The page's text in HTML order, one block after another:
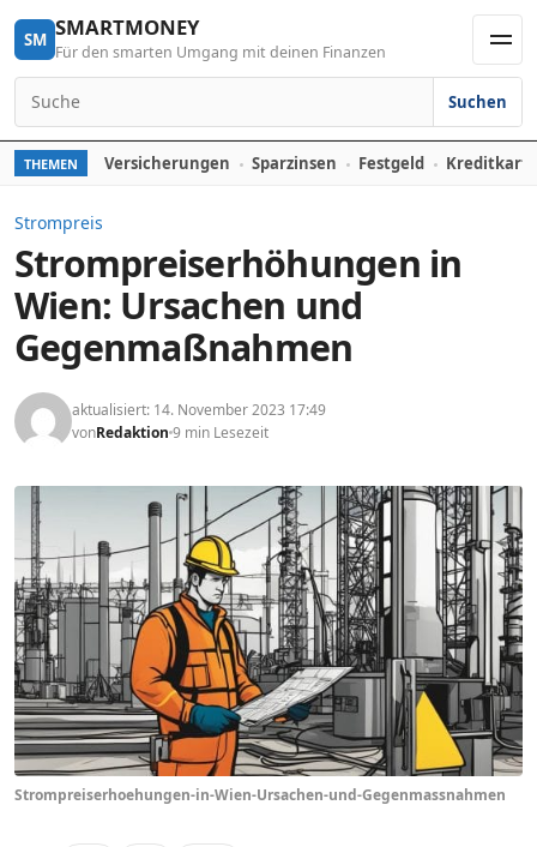
Skip to content
SM SMARTMONEY
Für den smarten Umgang mit deinen Finanzen
Search for:
Suchen
THEMEN Versicherungen Sparzinsen Festgeld
Strompreis
Strompreiserhöhungen in
Wien: Ursachen und
Gegenmaßnahmen
aktualisiert: 14. November 2023 17:49
vonRedaktion 9 min Lesezeit
Strompreiserhoehungen-in-Wien-Ursachen-und-Gegenmassnahmen